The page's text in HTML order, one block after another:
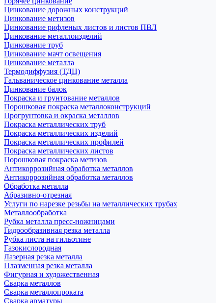
Цинкование дорожных конструкций
Цинкование метизов
Цинкование рифленых листов и листов ПВЛ
Цинкование металлоизделий
Цинкование труб
Цинкование мачт освещения
Цинкование металла
Термодиффузия (ТДЦ)
Гальваническое цинкование металла
Цинкование балок
Покраска и грунтование металлов
Порошковая покраска металлоконструкций
Прогрунтовка и окраска металлов
Покраска металлических труб
Покраска металлических изделий
Покраска металлических профилей
Покраска металлических листов
Порошковая покраска метизов
Антикоррозийная обработка металлов
Антикоррозийная обработка металлов
Обработка металла
Абразивно-отрезная
Услуги по нарезке резьбы на металлических трубах
Металлообработка
Рубка металла пресс-ножницами
Гидрообразивная резка металла
Рубка листа на гильотине
Газокислородная
Лазерная резка металла
Плазменная резка металла
Фигурная и художественная
Сварка металлов
Сварка металлопроката
Сварка арматуры